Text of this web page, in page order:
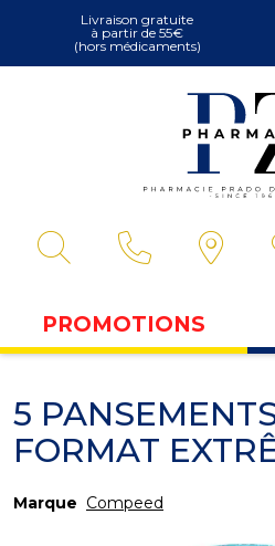
Livraison gratuite
à partir de 55€
(hors médicaments)
PROMOTIONS
5
FORMAT
Marque Compeed